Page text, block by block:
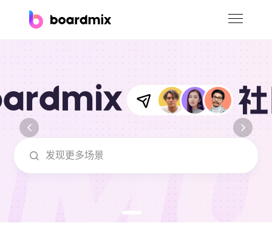
下载
企业服务
海量关系图在线模板使用